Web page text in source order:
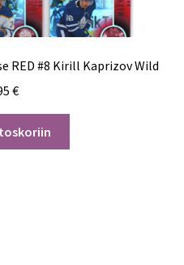
RED #8 Kirill Kaprizov Wild
€